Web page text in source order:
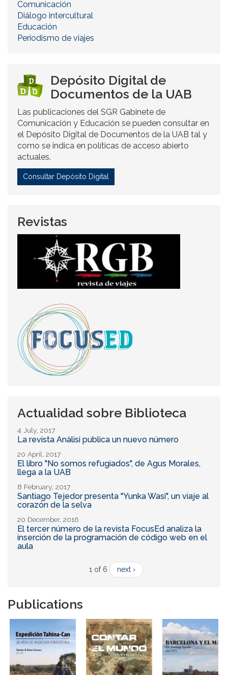
Comunicación
Diálogo intercultural
Educación
Periodismo de viajes
Depósito Digital de
Documentos de la UAB
Las publicaciones del SGR Gabinete de
Comunicación y Educación se pueden consultar en
el Depósito Digital de Documentos de la UAB tal y
como se indica en políticas de acceso abierto
actuales.
Consultar Depósito Digital
Revistas
Actualidad sobre Biblioteca
4 July, 2017
La revista Anàlisi publica un nuevo número
20 April, 2017
El libro "No somos refugiados", de Agus Morales,
llega a la UAB
8 February, 2017
Santiago Tejedor presenta "Yunka Wasi", un viaje al
corazón de la selva
20 December, 2016
El tercer número de la revista FocusEd analiza la
inserción de la programación de código web en el
aula
1 of 6 next ›
Publications